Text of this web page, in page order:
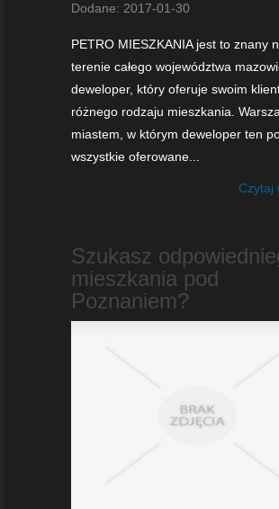
Dodane: 2017-01-30
PETRO MIESZKANIA jest to znany
terenie całego województwa
deweloper, który oferuje swoim
różnego rodzaju mieszkania.
miastem, w którym deweloper ten
wszystkie oferowane...
Czytaj
Szukasz
mieszkania pod
Poznaniem?